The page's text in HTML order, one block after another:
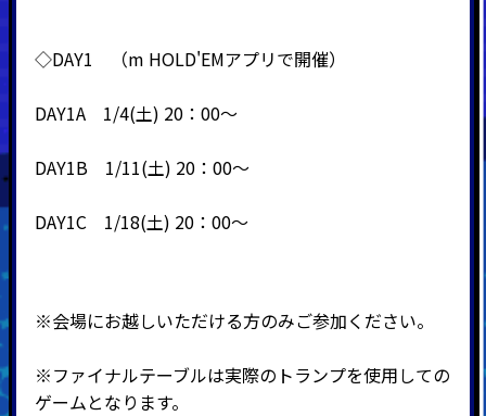
◇DAY1 （m HOLD'EMアプリで開催）
DAY1A 1/4(土) 20：00～
DAY1B 1/11(土) 20：00～
DAY1C 1/18(土) 20：00～
※会場にお越しいただける方のみご参加ください。
※ファイナルテーブルは実際のトランプを使用しての
ゲームとなります。